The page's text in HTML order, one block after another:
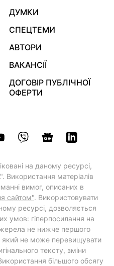
ДУМКИ
СПЕЦТЕМИ
АВТОРИ
ВАКАНСІЇ
ДОГОВІР ПУБЛІЧНОЇ
ОФЕРТИ
на даному ресурсі,
матеріалів
вимог, описаних в
сайтом". Використовувати
ресурсі, дозволяється
умов: гіперпосилання на
не нижче першого
який не може перевищувати
тексту, зміни
більшого обсягу